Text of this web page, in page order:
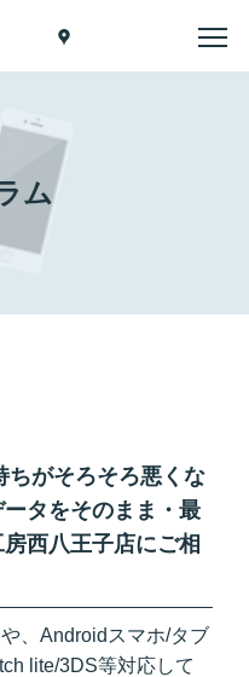
ム
がそろそろ悪くな
タをそのまま・最
西八王子店にご相
、Androidスマホ/タブ
lite/3DS等対応して